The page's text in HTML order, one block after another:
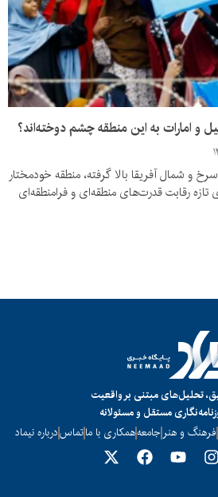
و امارات به این منطقه چشم دوخته‌اند؟
و شمال آفریقا بالا گرفته، منطقه خودمختار
تازه رقابت قدرت‌های منطقه‌ای و فرامنطقه‌ای
تحلیل‌های مبتنی بر واقعیت
مستقل و مسئولانه
فرهنگ و هنر جامعههمکاری با ماتماسدرباره نیماد